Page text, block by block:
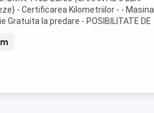
- Certificarea Kilometriilor - - Masina
Gratuita la predare - POSIBILITATE DE